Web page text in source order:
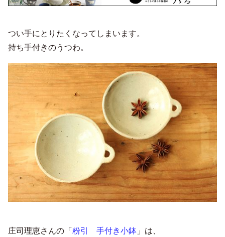
つい手にとりたくなってしまいます。
持ち手付きのうつわ。
庄司理恵さんの「 粉引 手付き小鉢 」は、